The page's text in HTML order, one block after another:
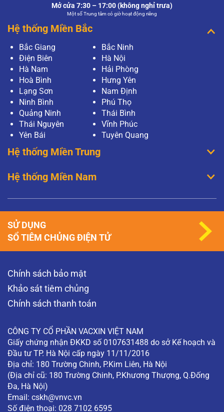
Mở cửa 7:30 – 17:00 (không nghỉ trưa)
Một số Trung tâm có giờ hoạt động riêng
Hệ thống Miền Bắc
Bắc Giang
Bắc Ninh
Điện Biên
Hà Nội
Hà Nam
Hải Phòng
Hoà Bình
Hưng Yên
Lạng Sơn
Nam Định
Ninh Bình
Phú Thọ
Quảng Ninh
Thái Bình
Thái Nguyên
Vĩnh Phúc
Yên Bái
Tuyên Quang
Hệ thống Miền Trung
Hệ thống Miền Nam
Chính sách bảo mật
Khảo sát tiêm chủng
Chính sách thanh toán
CÔNG TY CỔ PHẦN VACXIN VIỆT NAM
Giấy chứng nhận ĐKKD số 0107631488 do sở Kế hoạch và
Đầu tư TP. Hà Nội cấp ngày 11/11/2016
Địa chỉ: 180 Trường Chinh, P.Kim Liên, Hà Nội
(Địa chỉ cũ: 180 Trường Chinh, P.Khương Thượng, Q.Đống
Đa, Hà Nội)
Email: cskh@vnvc.vn
Số điện thoại: 028 7102 6595
SỬ DỤNG
SỔ TIÊM CHỦNG ĐIỆN TỬ